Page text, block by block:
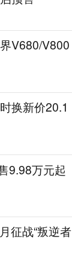
V680/V800
换新价20.1
9.98万元起
征战“叛逆者